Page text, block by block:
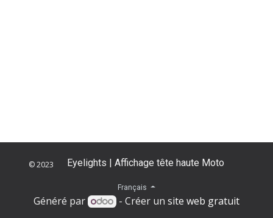
© 2023 Eyelights | Affichage tête haute Moto
Français
Généré par - Créer un site web gratuit